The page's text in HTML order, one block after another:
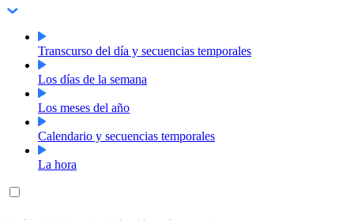
Transcurso del día y secuencias temporales
Los días de la semana
Los meses del año
Calendario y secuencias temporales
La hora